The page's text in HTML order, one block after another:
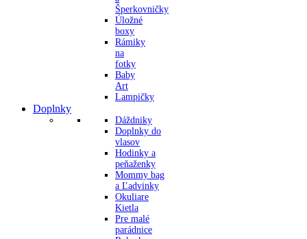
Šperkovničky
Úložné
boxy
Rámiky
na
fotky
Baby
Art
Lampičky
Doplnky
Dáždniky
Doplnky do
vlasov
Hodinky a
peňaženky
Mommy bag
a Ľadvinky
Okuliare
Kietla
Pre malé
parádnice